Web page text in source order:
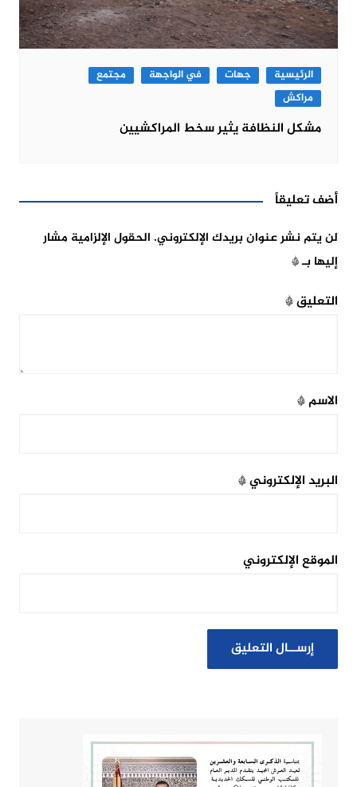
الرئيسية جهات في الواجهة
مجتمع
مراكش
مشكل النظافة يثير سخط المراكشيين
أضف تعليقاً
لن يتم نشر عنوان بريدك الإلكتروني. الحقول الإلزامية مشار
إليها بـ*
التعليق*
الاسم*
البريد الإلكتروني*
الموقع الإلكتروني